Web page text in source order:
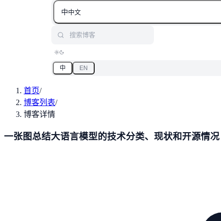
中中文
中 EN
首页/
博客列表/
博客详情
一张图总结大语言模型的技术分类、现状和开源情况